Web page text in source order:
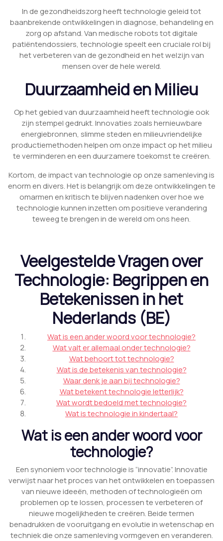
In de gezondheidszorg heeft technologie geleid tot
baanbrekende ontwikkelingen in diagnose, behandeling en
zorg op afstand. Van medische robots tot digitale
patiëntendossiers, technologie speelt een cruciale rol bij
het verbeteren van de gezondheid en het welzijn van
mensen over de hele wereld.
Duurzaamheid en Milieu
Op het gebied van duurzaamheid heeft technologie ook
zijn stempel gedrukt. Innovaties zoals hernieuwbare
energiebronnen, slimme steden en milieuvriendelijke
productiemethoden helpen om onze impact op het milieu
te verminderen en een duurzamere toekomst te creëren.
Kortom, de impact van technologie op onze samenleving is
enorm en divers. Het is belangrijk om deze ontwikkelingen te
omarmen en kritisch te blijven nadenken over hoe we
technologie kunnen inzetten om positieve verandering
teweeg te brengen in de wereld om ons heen.
Veelgestelde Vragen over
Technologie: Begrippen en
Betekenissen in het
Nederlands (BE)
Wat is een ander woord voor technologie?
Wat valt er allemaal onder technologie?
Wat behoort tot technologie?
Wat is de betekenis van technologie?
Waar denk je aan bij technologie?
Wat betekent technologie letterlijk?
Wat wordt bedoeld met technologie?
Wat is technologie in kindertaal?
Wat is een ander woord voor
technologie?
Een synoniem voor technologie is “innovatie”. Innovatie
verwijst naar het proces van het ontwikkelen en toepassen
van nieuwe ideeën, methoden of technologieën om
problemen op te lossen, processen te verbeteren of
nieuwe mogelijkheden te creëren. Beide termen
benadrukken de vooruitgang en evolutie in wetenschap en
techniek die onze samenleving vormgeven en veranderen.